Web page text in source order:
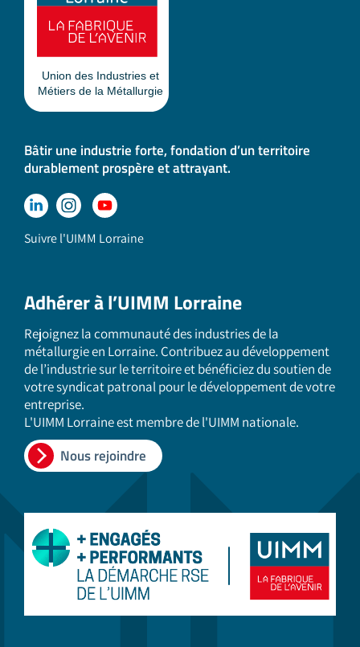
Bâtir une industrie forte, fondation d’un territoire
durablement prospère et attrayant.
Suivre l'UIMM Lorraine
Adhérer à l’UIMM Lorraine
Rejoignez la communauté des industries de la
métallurgie en Lorraine. Contribuez au développement
de l’industrie sur le territoire et bénéficiez du soutien de
votre syndicat patronal pour le développement de votre
entreprise.
L'UIMM Lorraine est membre de l'UIMM nationale.
Nous rejoindre